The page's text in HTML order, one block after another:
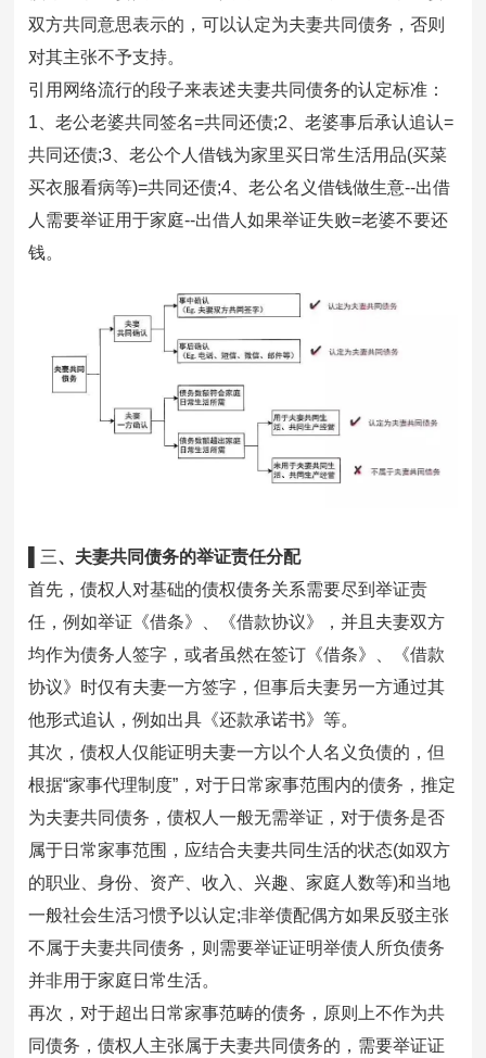
双方共同意思表示的，可以认定为夫妻共同债务，否则
对其主张不予支持。
引用网络流行的段子来表述夫妻共同债务的认定标准：
1、老公老婆共同签名=共同还债;2、老婆事后承认追认=
共同还债;3、老公个人借钱为家里买日常生活用品(买菜
买衣服看病等)=共同还债;4、老公名义借钱做生意--出借
人需要举证用于家庭--出借人如果举证失败=老婆不要还
钱。
▌三、夫妻共同债务的举证责任分配
首先，债权人对基础的债权债务关系需要尽到举证责
任，例如举证《借条》、《借款协议》，并且夫妻双方
均作为债务人签字，或者虽然在签订《借条》、《借款
协议》时仅有夫妻一方签字，但事后夫妻另一方通过其
他形式追认，例如出具《还款承诺书》等。
其次，债权人仅能证明夫妻一方以个人名义负债的，但
根据“家事代理制度”，对于日常家事范围内的债务，推定
为夫妻共同债务，债权人一般无需举证，对于债务是否
属于日常家事范围，应结合夫妻共同生活的状态(如双方
的职业、身份、资产、收入、兴趣、家庭人数等)和当地
一般社会生活习惯予以认定;非举债配偶方如果反驳主张
不属于夫妻共同债务，则需要举证证明举债人所负债务
并非用于家庭日常生活。
再次，对于超出日常家事范畴的债务，原则上不作为共
同债务，债权人主张属于夫妻共同债务的，需要举证证